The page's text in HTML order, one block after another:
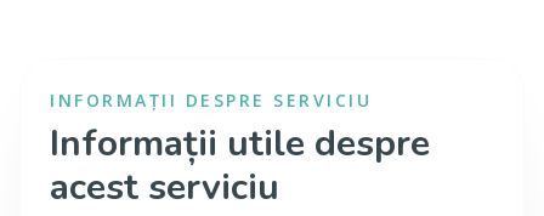
INFORMAȚII DESPRE SERVICIU
Informații utile despre
acest serviciu